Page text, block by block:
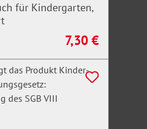
für Kindergarten,
Regulärer Preis:
7,30 €